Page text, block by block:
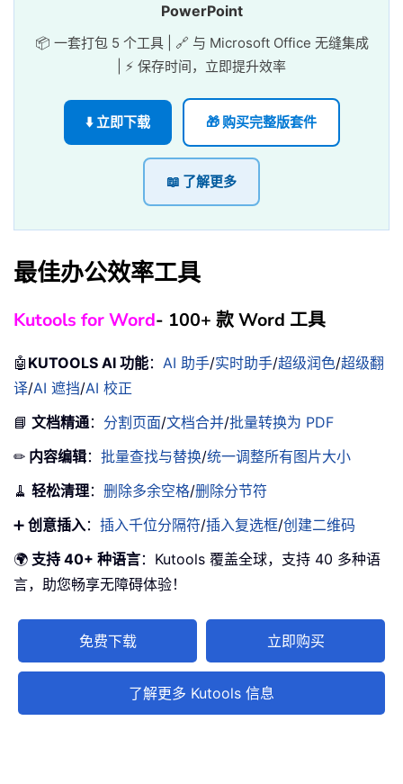
PowerPoint
📦 一套打包 5 个工具 | 🔗 与 Microsoft Office 无缝集成
| ⚡ 保存时间，立即提升效率
⬇️ 立即下载 🎁 购买完整版套件
📖 了解更多
最佳办公效率工具
Kutools for Word- 100+ 款 Word 工具
🤖 KUTOOLS AI 功能： AI 助手/实时助手/超级润色/超级翻
译/AI 遮挡/AI 校正
📘 文档精通： 分割页面/文档合并/批量转换为 PDF
✏ 内容编辑： 批量查找与替换/统一调整所有图片大小
🧹 轻松清理： 删除多余空格/删除分节符
➕ 创意插入： 插入千位分隔符/插入复选框/创建二维码
🌍 支持 40+ 种语言：Kutools 覆盖全球，支持 40 多种语
言，助您畅享无障碍体验！
免费下载 立即购买
了解更多 Kutools 信息